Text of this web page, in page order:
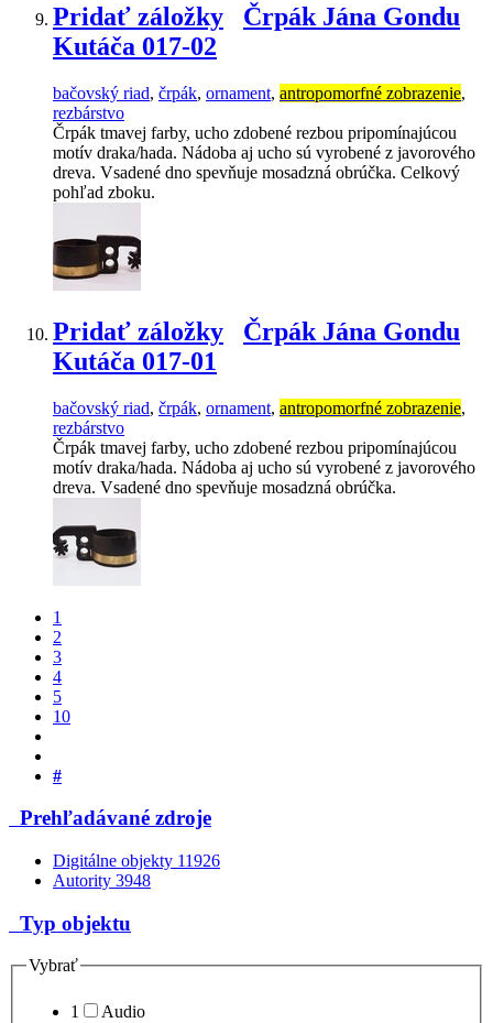
Pridať záložky
Črpák Jána Gondu
Kutáča 017-02
bačovský riad, črpák, ornament, antropomorfné zobrazenie,
rezbárstvo
Črpák tmavej farby, ucho zdobené rezbou pripomínajúcou
motív draka/hada. Nádoba aj ucho sú vyrobené z javorového
dreva. Vsadené dno spevňuje mosadzná obrúčka. Celkový
pohľad zboku.
Pridať záložky
Črpák Jána Gondu
Kutáča 017-01
bačovský riad, črpák, ornament, antropomorfné zobrazenie,
rezbárstvo
Črpák tmavej farby, ucho zdobené rezbou pripomínajúcou
motív draka/hada. Nádoba aj ucho sú vyrobené z javorového
dreva. Vsadené dno spevňuje mosadzná obrúčka.
1
2
3
4
5
10
#
Prehľadávané zdroje
Digitálne objekty 11926
Autority 3948
Typ objektu
Vybrať
1
Audio